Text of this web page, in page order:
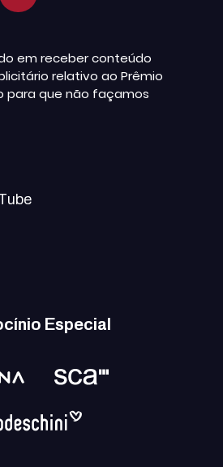
em receber conteúdo
relativo ao Prêmio
para que não façamos
Especial